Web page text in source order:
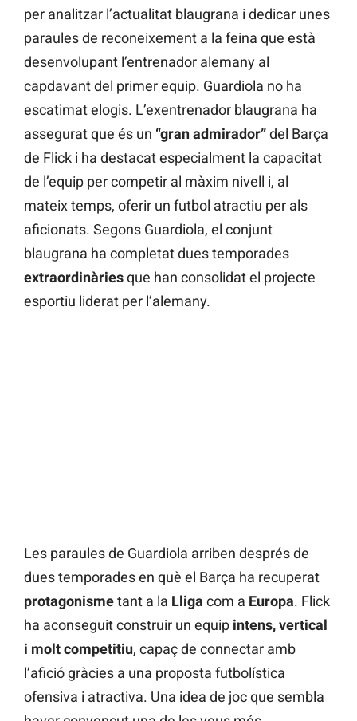
per analitzar l’actualitat blaugrana i dedicar unes
paraules de reconeixement a la feina que està
desenvolupant l’entrenador alemany al
capdavant del primer equip. Guardiola no ha
escatimat elogis. L’exentrenador blaugrana ha
assegurat que és un “gran admirador”del Barça
de Flick i ha destacat especialment la capacitat
de l’equip per competir al màxim nivell i, al
mateix temps, oferir un futbol atractiu per als
aficionats. Segons Guardiola, el conjunt
blaugrana ha completat dues temporades
extraordinàriesque han consolidat el projecte
esportiu liderat per l’alemany.
Les paraules de Guardiola arriben després de
dues temporades en què el Barça ha recuperat
protagonismetant a la Lliga com a Europa. Flick
ha aconseguit construir un equip intens, vertical
i molt competitiu, capaç de connectar amb
l’afició gràcies a una proposta futbolística
ofensiva i atractiva. Una idea de joc que sembla